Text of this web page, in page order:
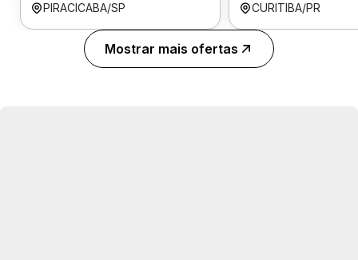
PIRACICABA/SP CURITIBA/PR
Mostrar mais ofertas